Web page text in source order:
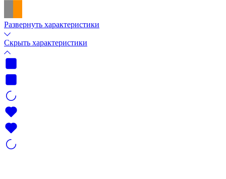
Развернуть характеристики
Скрыть характеристики